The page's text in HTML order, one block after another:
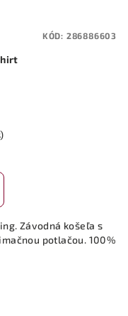
Závodná košeľa s
potlačou. 100%
KÓD: 286886603